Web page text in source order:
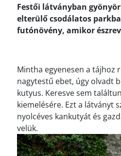
Festői látványban
elterülő csodálatos
futónövény, amikor
Mintha egyenesen a tájhoz
nagytestű ebet, úgy olvadt
kutyus. Keresve sem
kiemelésére. Ezt a látványt
nyolcéves kankutyát és
velük.